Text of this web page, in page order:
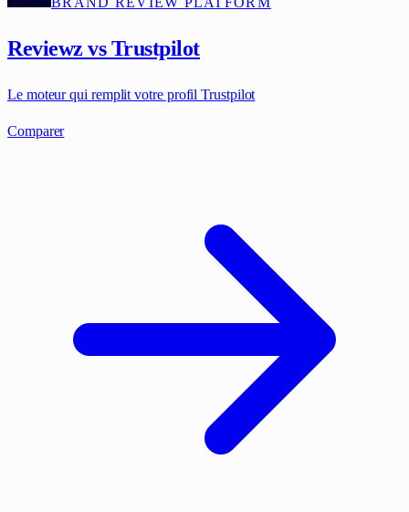
Reviewz vs Trustpilot
Le moteur qui remplit votre profil Trustpilot
Comparer